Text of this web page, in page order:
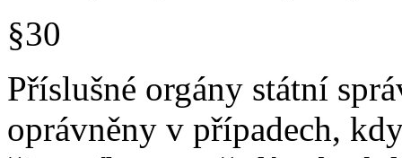
§30
Příslušné orgány státní
oprávněny v případech,